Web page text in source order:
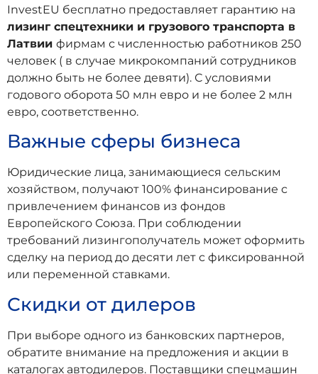
InvestEU бесплатно предоставляет гарантию на
лизинг спецтехники и грузового транспорта в
Латвии фирмам с численностью работников 250
человек ( в случае микрокомпаний сотрудников
должно быть не более девяти). С условиями
годового оборота 50 млн евро и не более 2 млн
евро, соответственно.
Важные сферы бизнеса
Юридические лица, занимающиеся сельским
хозяйством, получают 100% финансирование с
привлечением финансов из фондов
Европейского Союза. При соблюдении
требований лизингополучатель может оформить
сделку на период до десяти лет с фиксированной
или переменной ставками.
Скидки от дилеров
При выборе одного из банковских партнеров,
обратите внимание на предложения и акции в
каталогах автодилеров. Поставщики спецмашин